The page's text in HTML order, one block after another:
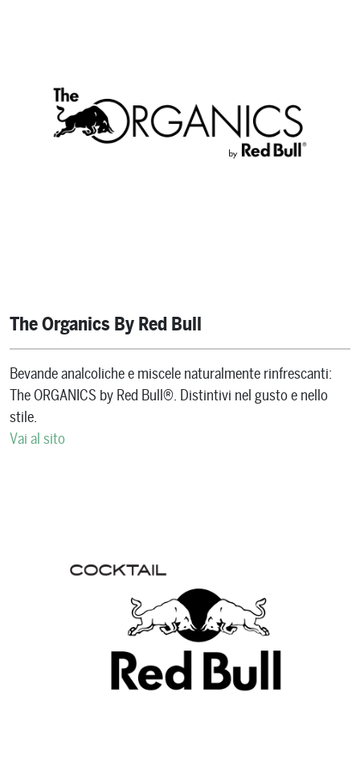
The Organics By Red Bull
Bevande analcoliche e miscele naturalmente rinfrescanti:
The ORGANICS by Red Bull®. Distintivi nel gusto e nello
stile.
Vai al sito